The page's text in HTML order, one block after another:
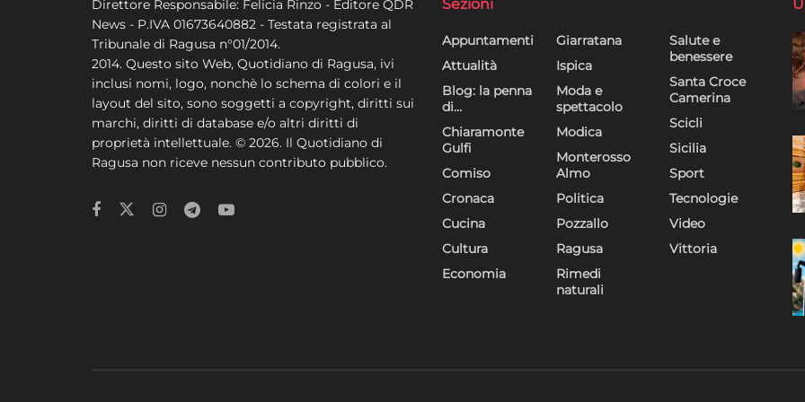
Direttore Responsabile: Felicia Rinzo - Editore QDR
News - P.IVA 01673640882 - Testata registrata al
Tribunale di Ragusa n°01/2014.
2014. Questo sito Web, Quotidiano di Ragusa, ivi
inclusi nomi, logo, nonchè lo schema di colori e il
layout del sito, sono soggetti a copyright, diritti sui
marchi, diritti di database e/o altri diritti di
proprietà intellettuale. © 2026. Il Quotidiano di
Ragusa non riceve nessun contributo pubblico.
Sezioni
Appuntamenti
Attualità
Blog: la penna
di…
Chiaramonte
Gulfi
Comiso
Cronaca
Cucina
Cultura
Economia
Giarratana
Ispica
Moda e
spettacolo
Modica
Monterosso
Almo
Politica
Pozzallo
Ragusa
Rimedi
naturali
Salute e
benessere
Santa Croce
Camerina
Scicli
Sicilia
Sport
Tecnologie
Video
Vittoria